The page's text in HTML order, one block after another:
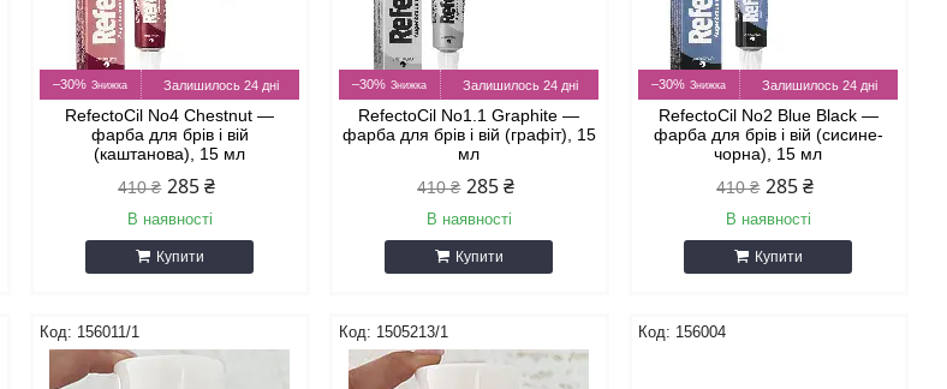
–30% Залишилось 24 дні
RefectoCil No4 Chestnut —
фарба для брів і вій
(каштанова), 15 мл
410 ₴ 285 ₴
В наявності
Купити
–30% Залишилось 24 дні
RefectoCil No1.1 Graphite —
фарба для брів і вій (графіт), 15
мл
410 ₴ 285 ₴
В наявності
Купити
–30% Залишилось 24 дні
RefectoCil No2 Blue Black —
фарба для брів і вій (сисине-
чорна), 15 мл
410 ₴ 285 ₴
В наявності
Купити
156011/1 1505213/1 156004